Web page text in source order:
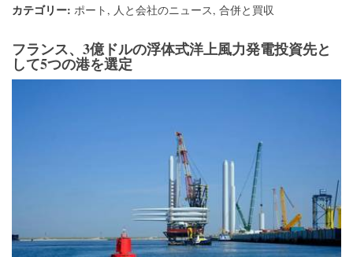
カテゴリー: ポート , 人と会社のニュース, 合併と買収
フランス、3億ドルの浮体式洋上風力発電投資先と
して5つの港を選定